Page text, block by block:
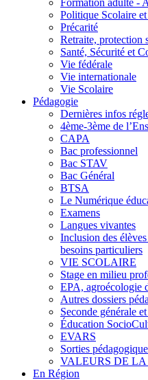
Politique Scolaire
Précarité
Retraite, protection
Santé, Sécurité et
Vie fédérale
Vie internationale
Vie Scolaire
Pédagogie
Dernières infos
4ème-3ème de
CAPA
Bac professionnel
Bac STAV
Bac Général
BTSA
Le Numérique
Examens
Langues vivantes
Inclusion des
besoins particuliers
VIE SCOLAIRE
Stage en milieu
EPA, agroécologie
Autres dossiers
Seconde générale
Éducation
EVARS
Sorties
VALEURS DE
En Région